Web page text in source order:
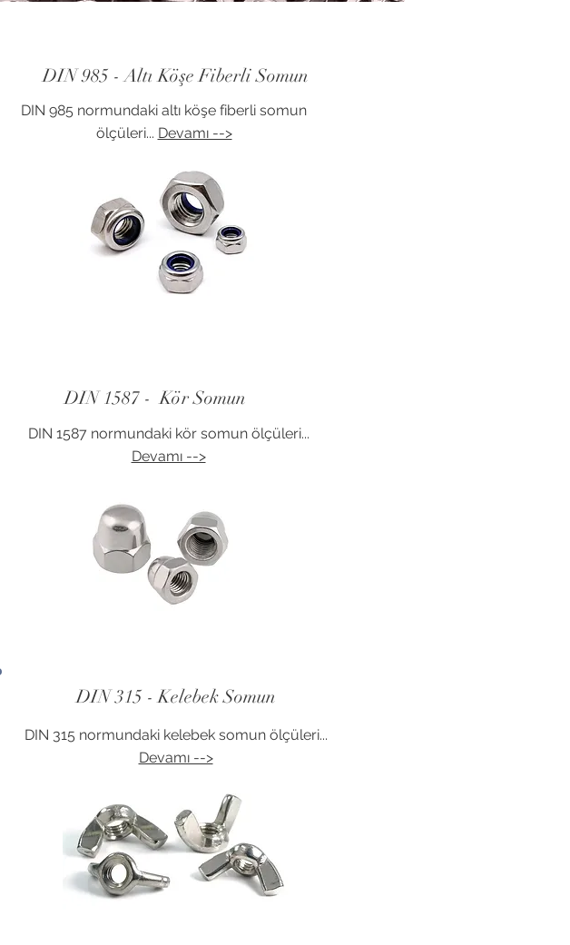
DIN 985 - Altı Köşe Fiberli Somun
DIN 985 normundaki altı köşe fiberli somun
ölçüleri... Devamı -->
DIN 1587 normundaki kör somun ölçüleri...
Devamı -->
DIN 1587 - Kör Somun
DIN 315 - Kelebek Somun
DIN 315 normundaki kelebek somun ölçüleri...
Devamı -->